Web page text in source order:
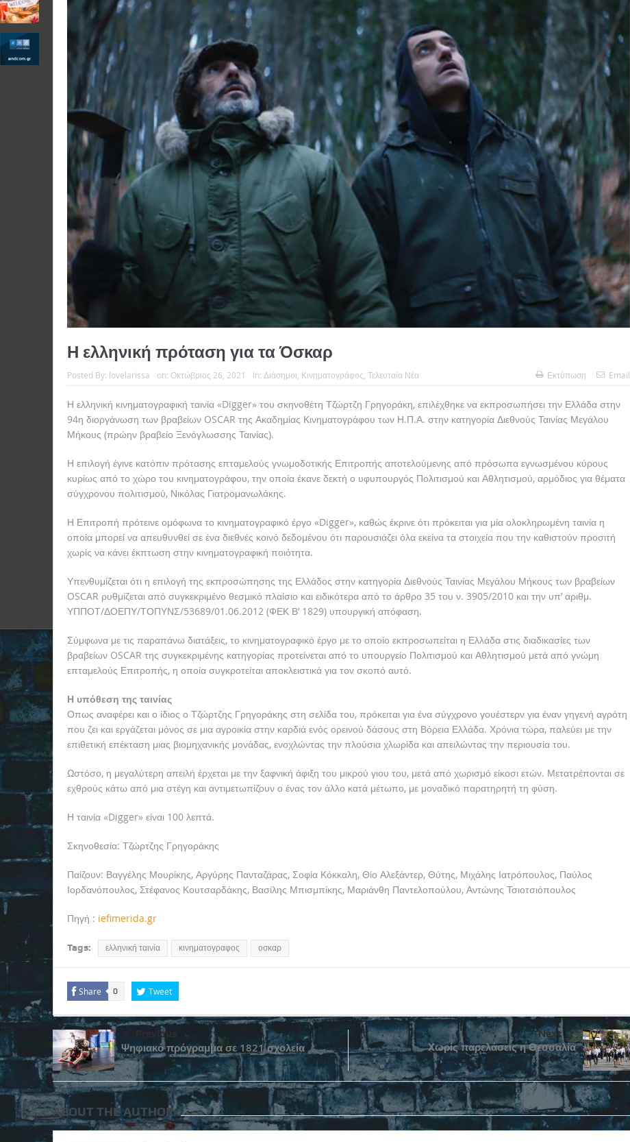
Η ελληνική πρόταση για τα Όσκαρ
Posted By: lovelarissa on: Οκτώβριος 26, 2021 In: Διάσημοι Κινηματογράφος Τελευταία Νέα Εκτύπωση Email
Η ελληνική κινηματογραφική ταινία «Digger» του σκηνοθέτη Τζώρτζη Γρηγοράκη, επιλέχθηκε να εκπροσωπήσει την Ελλάδα στην
94η διοργάνωση των βραβείων OSCAR της Ακαδημίας Κινηματογράφου των Η.Π.Α. στην κατηγορία Διεθνούς Ταινίας Μεγάλου
Μήκους (πρώην βραβείο Ξενόγλωσσης Ταινίας).
Η επιλογή έγινε κατόπιν πρότασης επταμελούς γνωμοδοτικής Επιτροπής αποτελούμενης από πρόσωπα εγνωσμένου κύρους
κυρίως από το χώρο του κινηματογράφου, την οποία έκανε δεκτή ο υφυπουργός Πολιτισμού και Αθλητισμού, αρμόδιος για θέματα
σύγχρονου πολιτισμού, Νικόλας Γιατρομανωλάκης.
Η Επιτροπή πρότεινε ομόφωνα το κινηματογραφικό έργο «Digger», καθώς έκρινε ότι πρόκειται για μία ολοκληρωμένη ταινία η
οποία μπορεί να απευθυνθεί σε ένα διεθνές κοινό δεδομένου ότι παρουσιάζει όλα εκείνα τα στοιχεία που την καθιστούν προσιτή
χωρίς να κάνει έκπτωση στην κινηματογραφική ποιότητα.
Υπενθυμίζεται ότι η επιλογή της εκπροσώπησης της Ελλάδος στην κατηγορία Διεθνούς Ταινίας Μεγάλου Μήκους των βραβείων
OSCAR ρυθμίζεται από συγκεκριμένο θεσμικό πλαίσιο και ειδικότερα από το άρθρο 35 του ν. 3905/2010 και την υπ’ αριθμ.
ΥΠΠΟΤ/ΔΟΕΠΥ/ΤΟΠΥΝΣ/53689/01.06.2012 (ΦΕΚ Β’ 1829) υπουργική απόφαση.
Σύμφωνα με τις παραπάνω διατάξεις, το κινηματογραφικό έργο με το οποίο εκπροσωπείται η Ελλάδα στις διαδικασίες των
βραβείων OSCAR της συγκεκριμένης κατηγορίας προτείνεται από το υπουργείο Πολιτισμού και Αθλητισμού μετά από γνώμη
επταμελούς Επιτροπής, η οποία συγκροτείται αποκλειστικά για τον σκοπό αυτό.
Η υπόθεση της ταινίας
Οπως αναφέρει και ο ίδιος ο Τζώρτζης Γρηγοράκης στη σελίδα του, πρόκειται για ένα σύγχρονο γουέστερν για έναν γηγενή αγρότη
που ζει και εργάζεται μόνος σε μια αγροικία στην καρδιά ενός ορεινού δάσους στη Βόρεια Ελλάδα. Χρόνια τώρα, παλεύει με την
επιθετική επέκταση μιας βιομηχανικής μονάδας, ενοχλώντας την πλούσια χλωρίδα και απειλώντας την περιουσία του.
Ωστόσο, η μεγαλύτερη απειλή έρχεται με την ξαφνική άφιξη του μικρού γιου του, μετά από χωρισμό είκοσι ετών. Μετατρέπονται σε
εχθρούς κάτω από μια στέγη και αντιμετωπίζουν ο ένας τον άλλο κατά μέτωπο, με μοναδικό παρατηρητή τη φύση.
Η ταινία «Digger» είναι 100 λεπτά.
Σκηνοθεσία: Τζώρτζης Γρηγοράκης
Παίζουν: Βαγγέλης Μουρίκης, Αργύρης Πανταζάρας, Σοφία Κόκκαλη, Θίο Αλεξάντερ, Θύτης, Μιχάλης Ιατρόπουλος, Παύλος
Ιορδανόπουλος, Στέφανος Κουτσαρδάκης, Βασίλης Μπισμπίκης, Μαριάνθη Παντελοπούλου, Αντώνης Τσιοτσιόπουλος
Πηγή : iefimerida.gr
Tags: ελληνική ταινία κινηματογραφος οσκαρ
Share 0 Tweet
Previous
Ψηφιακό πρόγραμμα σε 1821 σχολεία
Next
Χωρίς παρελάσεις η Θεσσαλία
ABOUT THE AUTHOR